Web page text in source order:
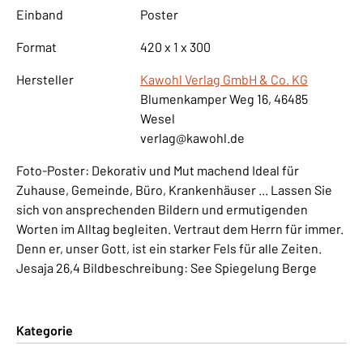
Einband Poster
Format 420 x 1 x 300
Hersteller
Kawohl Verlag GmbH & Co. KG
Blumenkamper Weg 16, 46485
Wesel
verlag@kawohl.de
Foto-Poster: Dekorativ und Mut machend Ideal für
Zuhause, Gemeinde, Büro, Krankenhäuser ... Lassen Sie
sich von ansprechenden Bildern und ermutigenden
Worten im Alltag begleiten. Vertraut dem Herrn für immer.
Denn er, unser Gott, ist ein starker Fels für alle Zeiten.
Jesaja 26,4 Bildbeschreibung: See Spiegelung Berge
Kategorie